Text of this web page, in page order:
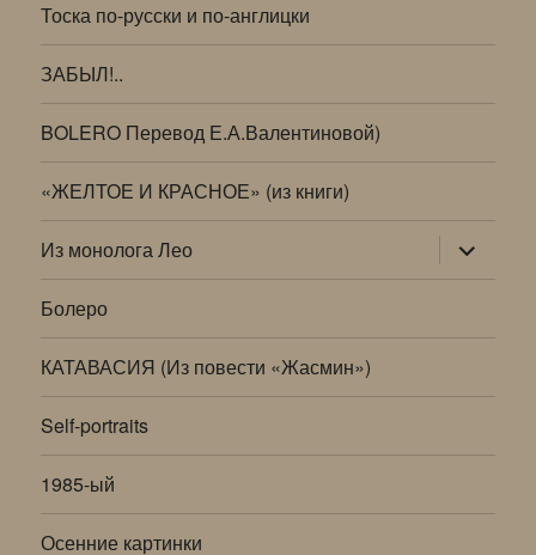
Тоска по-русски и по-англицки
ЗАБЫЛ!..
BOLERO Перевод Е.А.Валентиновой)
«ЖЕЛТОЕ И КРАСНОЕ» (из книги)
Из монолога Лео раскрыть
дочернее
меню
Болеро
КАТАВАСИЯ (Из повести «Жасмин»)
Self-portraits
1985-ый
Осенние картинки